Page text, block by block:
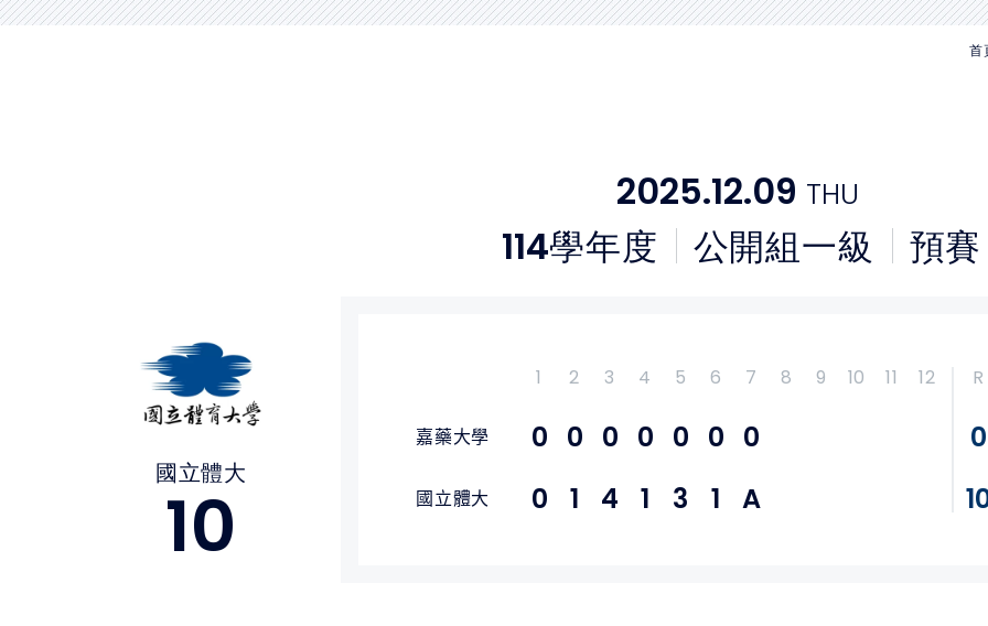
裁判 中華民國大專院校體育總會
首
2025.12.09 THU
114學年度 公開組一級 預賽
國立體大
10
1 2 3 4 5 6 7 8 9 10 11 12 R
嘉藥大學 0 0 0 0 0 0 0 0
國立體大 0 1 4 1 3 1 A